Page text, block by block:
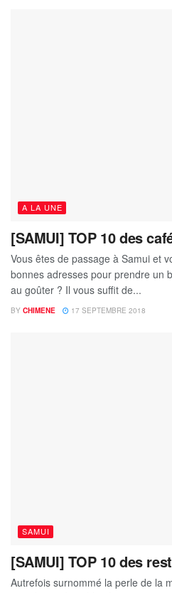
A LA UNE
[SAMUI] TOP 10 des
Vous êtes de passage à Samui et
bonnes adresses pour prendre un
au goûter ? Il vous suffit de...
BY CHIMENE 17 SEPTEMBRE 2018
SAMUI
[SAMUI] TOP 10 des
Autrefois surnommé la perle de la